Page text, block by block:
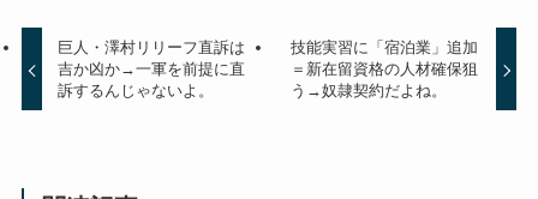
巨人・澤村リリーフ直訴は
吉か凶か→一軍を前提に直
訴するんじゃないよ。
技能実習に「宿泊業」追加
＝新在留資格の人材確保狙
う→奴隷契約だよね。